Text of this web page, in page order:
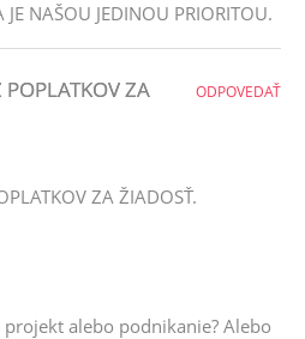
NAŠOU JEDINOU PRIORITOU.
ZA
ZA ŽIADOSŤ.
alebo podnikanie? Alebo
ODPOVEDAŤ